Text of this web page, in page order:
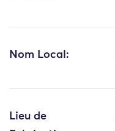
Nom Local:
Lieu de